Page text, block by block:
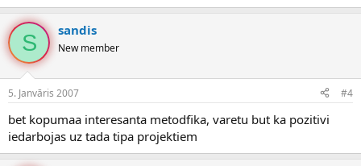
S sandis
New member
5. Janvāris 2007 #4
bet kopumaa interesanta metodfika, varetu but ka pozitivi
iedarbojas uz tada tipa projektiem